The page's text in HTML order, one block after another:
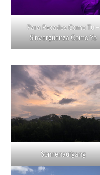
Para Pecados Como Tu –
Sinvergüenza Como Yo
Sonnenaufgang